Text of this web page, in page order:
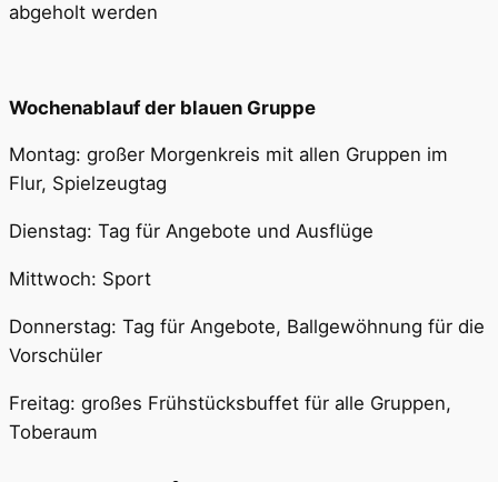
abgeholt werden
Wochenablauf der blauen Gruppe
Montag: großer Morgenkreis mit allen Gruppen im
Flur, Spielzeugtag
Dienstag: Tag für Angebote und Ausflüge
Mittwoch: Sport
Donnerstag: Tag für Angebote, Ballgewöhnung für die
Vorschüler
Freitag: großes Frühstücksbuffet für alle Gruppen,
Toberaum